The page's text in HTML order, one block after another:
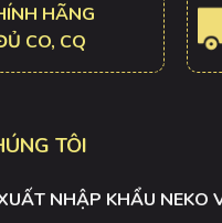
HÃNG
CO, CQ
TÔI
NHẬP KHẨU NEKO